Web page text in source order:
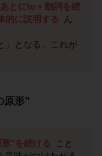
とにto＋動詞を続
的に説明する
ん
」となる。これが
原形”
"を続ける
こと